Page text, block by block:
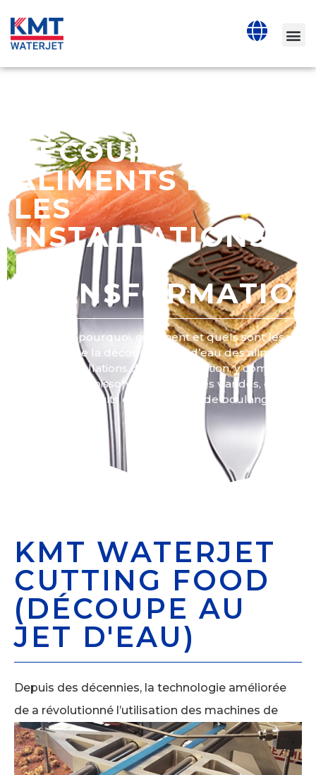
KMT WATERJET
DÉCOUPE DES
ALIMENTS DANS
LES
INSTALLATIONS
DE
Découvrez pourquoi, comment et quels sont les
avantages de la découpe au jet d’eau des aliments
dans les installations de transformation, y compris la
découpe du poisson, du poulet, des viandes, d’une
variété de produits et de produits de boulangerie.
KMT WATERJET
CUTTING FOOD
(DÉCOUPE AU
JET D'EAU)
Depuis des décennies, la technologie améliorée
de a révolutionné l’utilisation des machines de